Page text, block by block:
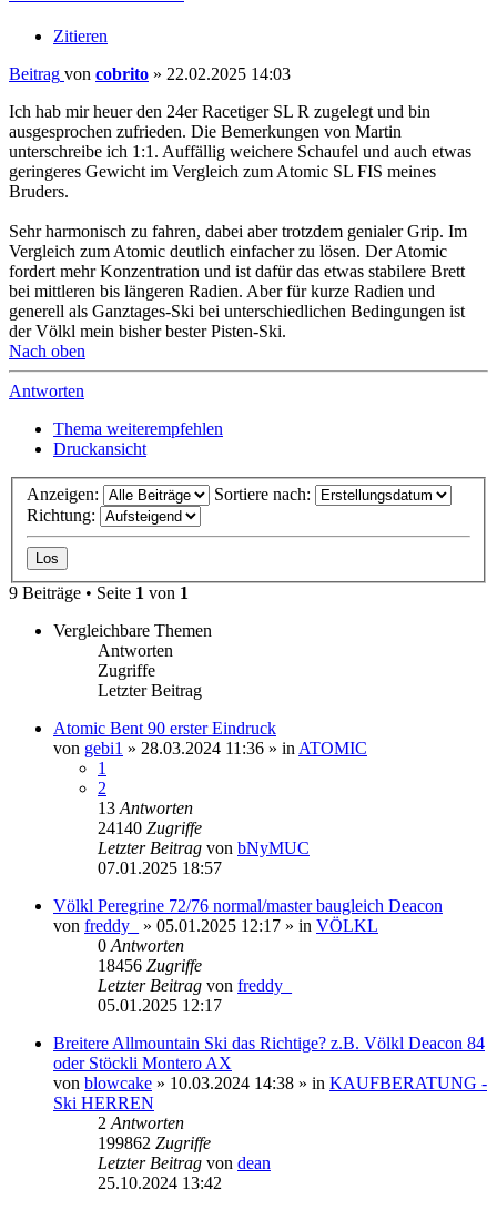
Zitieren
Beitrag von cobrito » 22.02.2025 14:03
Ich hab mir heuer den 24er Racetiger SL R zugelegt und bin
ausgesprochen zufrieden. Die Bemerkungen von Martin
unterschreibe ich 1:1. Auffällig weichere Schaufel und auch etwas
geringeres Gewicht im Vergleich zum Atomic SL FIS meines
Bruders.
Sehr harmonisch zu fahren, dabei aber trotzdem genialer Grip. Im
Vergleich zum Atomic deutlich einfacher zu lösen. Der Atomic
fordert mehr Konzentration und ist dafür das etwas stabilere Brett
bei mittleren bis längeren Radien. Aber für kurze Radien und
generell als Ganztages-Ski bei unterschiedlichen Bedingungen ist
der Völkl mein bisher bester Pisten-Ski.
Nach oben
Antworten
Thema weiterempfehlen
Druckansicht
Anzeigen:
Sortiere nach:
Richtung:
9 Beiträge • Seite 1 von 1
Vergleichbare Themen
Antworten
Zugriffe
Letzter Beitrag
Atomic Bent 90 erster Eindruck
von gebi1 » 28.03.2024 11:36 » inATOMIC
1
2
13Antworten
24140 Zugriffe
Letzter Beitrag von bNyMUC
07.01.2025 18:57
Völkl Peregrine 72/76 normal/master baugleich Deacon
von freddy_ » 05.01.2025 12:17 » in VÖLKL
0Antworten
18456 Zugriffe
Letzter Beitrag von freddy_
05.01.2025 12:17
Breitere Allmountain Ski das Richtige? z.B. Völkl Deacon 84
oder Stöckli Montero AX
von blowcake » 10.03.2024 14:38 » in KAUFBERATUNG -
Ski HERREN
2Antworten
199862 Zugriffe
Letzter Beitrag von dean
25.10.2024 13:42